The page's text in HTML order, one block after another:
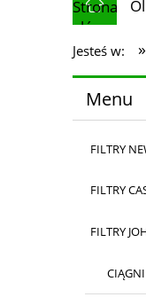
Jesteś w: »
Menu
FILTRY
FILTRY
FILTRY